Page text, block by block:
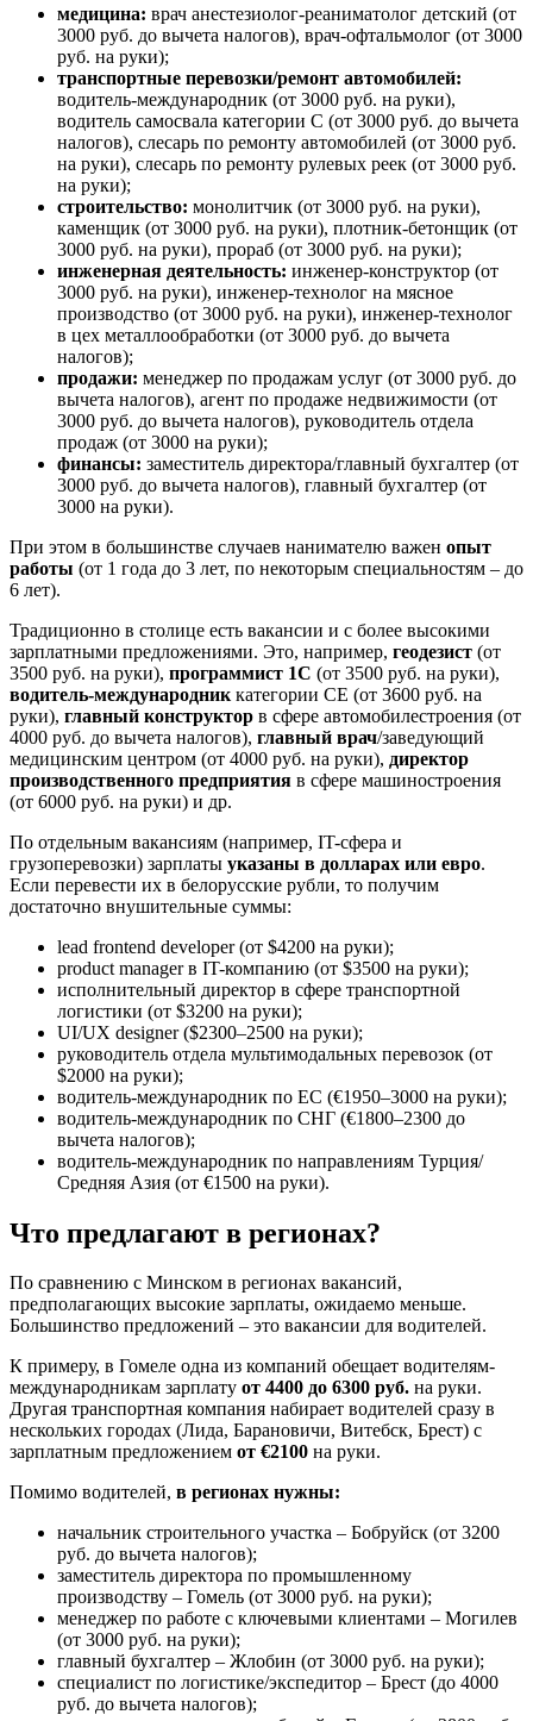
медицина: врач анестезиолог-реаниматолог детский (от
3000 руб. до вычета налогов), врач-офтальмолог (от 3000
руб. на руки);
транспортные перевозки/ремонт автомобилей:
водитель-международник (от 3000 руб. на руки),
водитель самосвала категории С (от 3000 руб. до вычета
налогов), слесарь по ремонту автомобилей (от 3000 руб.
на руки), слесарь по ремонту рулевых реек (от 3000 руб.
на руки);
строительство: монолитчик (от 3000 руб. на руки),
каменщик (от 3000 руб. на руки), плотник-бетонщик (от
3000 руб. на руки), прораб (от 3000 руб. на руки);
инженерная деятельность: инженер-конструктор (от
3000 руб. на руки), инженер-технолог на мясное
производство (от 3000 руб. на руки), инженер-технолог
в цех металлообработки (от 3000 руб. до вычета
налогов);
продажи: менеджер по продажам услуг (от 3000 руб. до
вычета налогов), агент по продаже недвижимости (от
3000 руб. до вычета налогов), руководитель отдела
продаж (от 3000 на руки);
финансы: заместитель директора/главный бухгалтер (от
3000 руб. до вычета налогов), главный бухгалтер (от
3000 на руки).
При этом в большинстве случаев нанимателю важен опыт
работы (от 1 года до 3 лет, по некоторым специальностям – до
6 лет).
Традиционно в столице есть вакансии и с более высокими
зарплатными предложениями. Это, например, геодезист (от
3500 руб. на руки), программист 1С (от 3500 руб. на руки),
водитель-международник категории СЕ (от 3600 руб. на
руки), главный конструктор в сфере автомобилестроения (от
4000 руб. до вычета налогов), главный врач/заведующий
медицинским центром (от 4000 руб. на руки), директор
производственного предприятия в сфере машиностроения
(от 6000 руб. на руки) и др.
По отдельным вакансиям (например, IT-сфера и
грузоперевозки) зарплаты указаны в долларах или евро.
Если перевести их в белорусские рубли, то получим
достаточно внушительные суммы:
lead frontend developer (от $4200 на руки);
product manager в IT-компанию (от $3500 на руки);
исполнительный директор в сфере транспортной
логистики (от $3200 на руки);
UI/UX designer ($2300–2500 на руки);
руководитель отдела мультимодальных перевозок (от
$2000 на руки);
водитель-международник по ЕС (€1950–3000 на руки);
водитель-международник по СНГ (€1800–2300 до
вычета налогов);
водитель-международник по направлениям Турция/
Средняя Азия (от €1500 на руки).
Что предлагают в регионах?
По сравнению с Минском в регионах вакансий,
предполагающих высокие зарплаты, ожидаемо меньше.
Большинство предложений – это вакансии для водителей.
К примеру, в Гомеле одна из компаний обещает водителям-
международникам зарплату от 4400 до 6300 руб. на руки.
Другая транспортная компания набирает водителей сразу в
нескольких городах (Лида, Барановичи, Витебск, Брест) с
зарплатным предложением от €2100 на руки.
Помимо водителей, в регионах нужны:
начальник строительного участка – Бобруйск (от 3200
руб. до вычета налогов);
заместитель директора по промышленному
производству – Гомель (от 3000 руб. на руки);
менеджер по работе с ключевыми клиентами – Могилев
(от 3000 руб. на руки);
главный бухгалтер – Жлобин (от 3000 руб. на руки);
специалист по логистике/экспедитор – Брест (до 4000
руб. до вычета налогов);